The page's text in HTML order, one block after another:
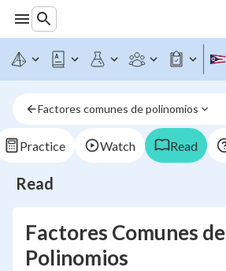
Factores comunes de polinomios
Practice Watch Read
Read
Factores Comunes de
Polinomios